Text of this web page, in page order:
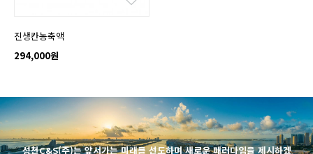
진생칸농축액
294,000원
성천C&S(주)는 앞서가는 미래를 선도하며 새로운 패러다임을 제시하겠